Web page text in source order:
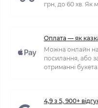
грн, до 60 хв. Як
Оплата — як
Можна онлайн на
посилання, або
отриманні букета.
4,9 з 5, 900+